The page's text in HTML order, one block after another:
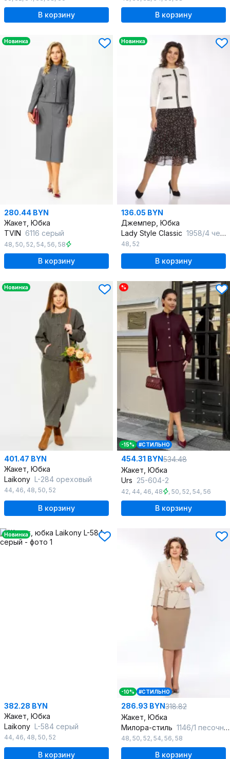
В корзину В корзину
Новинка
280.44 BYN
Жакет, Юбка
TVIN 6116 серый
48, 50, 52, 54, 56, 58
В корзину
Новинка
136.05 BYN
Джемпер, Юбка
Lady Style Classic 1958/4 черный_с_молочным
48, 52
В корзину
Новинка
401.47 BYN
Жакет, Юбка
Laikony L-284 ореховый
44, 46, 48, 50, 52
В корзину
%
-15% #СТИЛЬНО
454.31 BYN534.48
Жакет, Юбка
Urs 25-604-2
42, 44, 46, 48 , 50, 52, 54, 56
В корзину
Новинка
382.28 BYN
Жакет, Юбка
Laikony L-584 серый
44, 46, 48, 50, 52
В корзину
-10% #СТИЛЬНО
286.93 BYN318.82
Жакет, Юбка
Милора-стиль 1146/1 песочный
48, 50, 52, 54, 56, 58
В корзину